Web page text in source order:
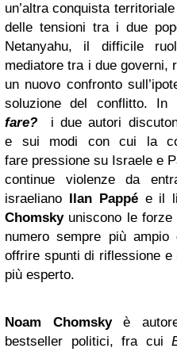
un’altra conquista
delle tensioni tra i due
Netanyahu, il difficile
mediatore tra i due governi,
un nuovo confronto
soluzione del conflitto. In
fare?
i due autori
e sui modi con cui la
fare pressione su Israele e
continue violenze da
israeliano Ilan Pappée il
Chomskyuniscono le forze
numero sempre più
offrire spunti di riflessione
più esperto.
Noam Chomskyè
bestseller politici, fra cui